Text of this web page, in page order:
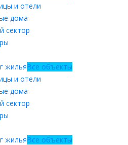
и отели
дома
сектор
жильяВсе объекты
и отели
дома
сектор
жильяВсе объекты